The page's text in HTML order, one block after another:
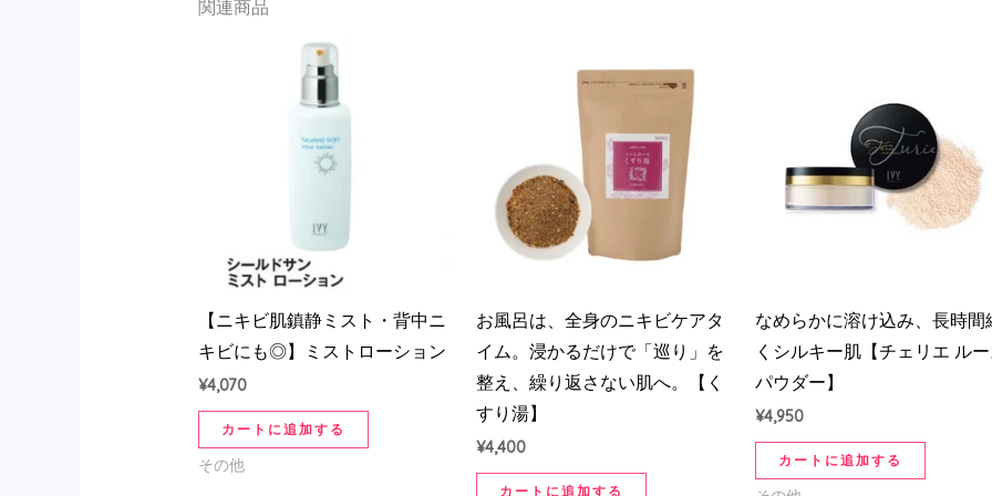
関連商品
【ニキビ肌鎮静ミスト・背中ニ
キビにも◎】ミストローション
¥4,070
カートに追加する
その他
お風呂は、全身のニキビケアタ
イム。浸かるだけで「巡り」を
整え、繰り返さない肌へ。【く
すり湯】
¥4,400
カートに追加する
なめらかに溶け込み、長時間
くシルキー肌【チェリエ ル
パウダー】
¥4,950
カートに追加する